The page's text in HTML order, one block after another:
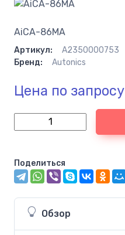
AiCA-86MA
Артикул:
A2350000753
Бренд:
Autonics
Цена по запросу
Поделиться
Обзор